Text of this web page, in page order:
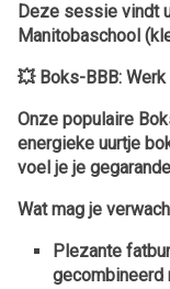
Deze sessie vindt
Manitobaschool
💥 Boks-BBB:
Onze populaire
energieke uurtje
voel je je
Wat mag je
Plezante
gecombineerd